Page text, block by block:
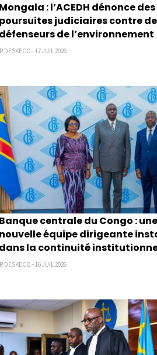
Mongala : l’ACEDH dénonce des
poursuites judiciaires contre
défenseurs de l’environnement
DESKECO - 17 JUIL 2026
Banque centrale du Congo : une
nouvelle équipe dirigeante
dans la continuité
DESKECO - 16 JUIL 2026